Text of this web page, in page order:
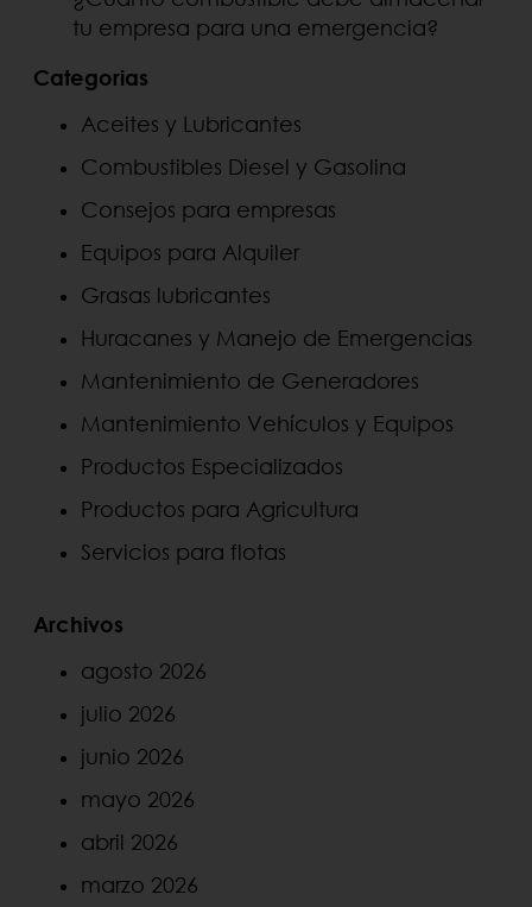
tu empresa para una emergencia?
Categorias
Aceites y Lubricantes
Combustibles Diesel y Gasolina
Consejos para empresas
Equipos para Alquiler
Grasas lubricantes
Huracanes y Manejo de Emergencias
Mantenimiento de Generadores
Mantenimiento Vehículos y Equipos
Productos Especializados
Productos para Agricultura
Servicios para flotas
Archivos
agosto 2026
julio 2026
junio 2026
mayo 2026
abril 2026
marzo 2026